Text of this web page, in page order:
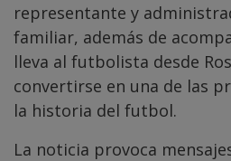
representante y
familiar, además de
lleva al futbolista desde
convertirse en una de las
la historia del futbol.
La noticia provoca